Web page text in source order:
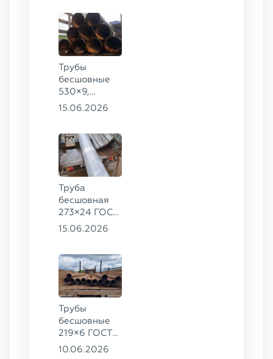
Трубы
бесшовные
530×9,
530×10 ст.
15.06.2026
Труба
бесшовная
273×24 ГОСТ
9941-81 сталь
15.06.2026
Трубы
бесшовные
219×6 ГОСТ
8732-78, ст.
10.06.2026